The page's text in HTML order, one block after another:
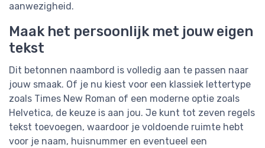
aanwezigheid.
Maak het persoonlijk met jouw eigen
tekst
Dit betonnen naambord is volledig aan te passen naar
jouw smaak. Of je nu kiest voor een klassiek lettertype
zoals Times New Roman of een moderne optie zoals
Helvetica, de keuze is aan jou. Je kunt tot zeven regels
tekst toevoegen, waardoor je voldoende ruimte hebt
voor je naam, huisnummer en eventueel een